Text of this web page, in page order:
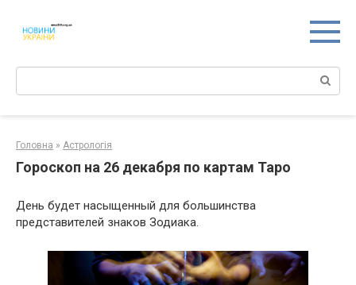
контенту
Поиск:
Головна » Астрологія
Гороскоп на 26 декабря по картам Таро
День будет насыщенный для большинства
представителей знаков Зодиака.